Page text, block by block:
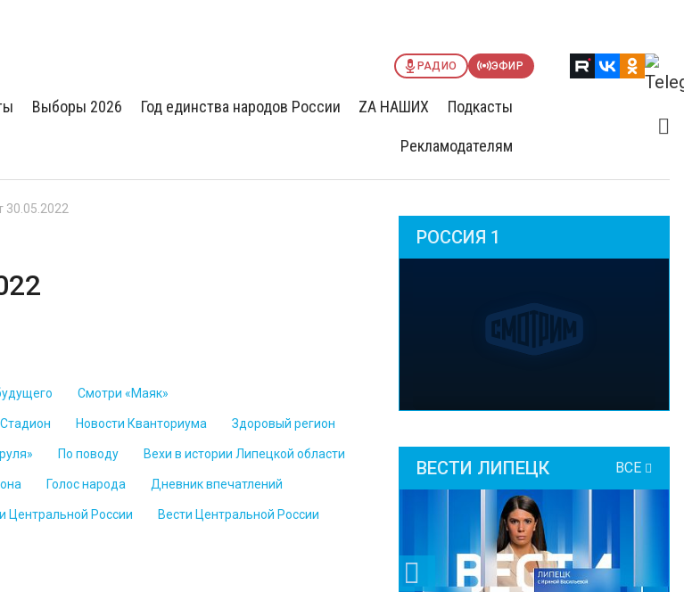
РАДИО ЭФИР
Выборы 2026 Год единства народов России ZА НАШИХ Подкасты
Рекламодателям
30.05.2022
Смотри «Маяк»
Стадион Новости Кванториума Здоровый регион
По поводу Вехи в истории Липецкой области
Голос народа Дневник впечатлений
Центральной России Вести Центральной России
РОССИЯ 1
ВЕСТИ ЛИПЕЦК ВСЕ